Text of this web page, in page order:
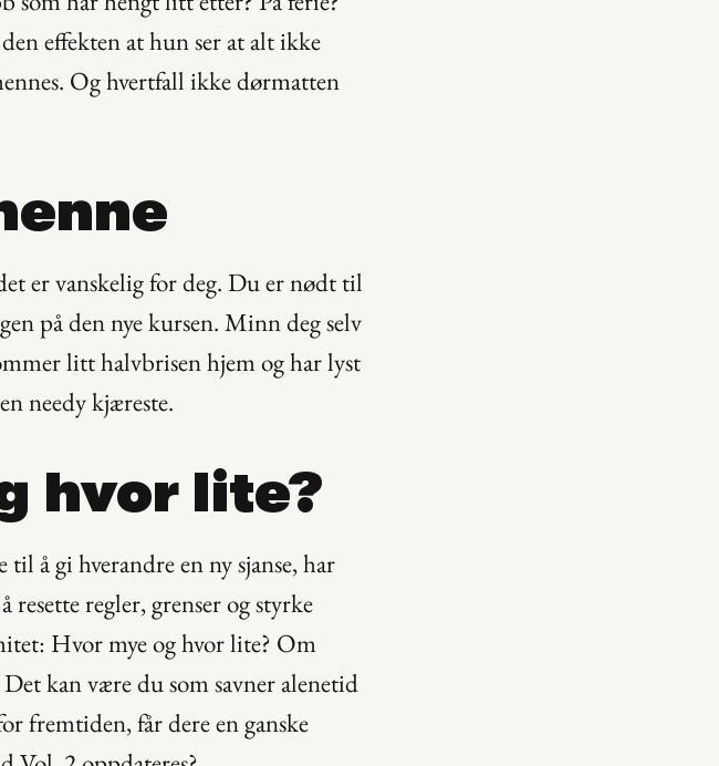
effekten at hun ser at alt ikke
Og hvertfall ikke dørmatten
er vanskelig for deg. Du er nødt til
på den nye kursen. Minn deg selv
litt halvbrisen hjem og har lyst
needy kjæreste.
hvor lite?
å gi hverandre en ny sjanse, har
regler, grenser og styrke
Hvor mye og hvor lite? Om
kan være du som savner alenetid
fremtiden, får dere en ganske